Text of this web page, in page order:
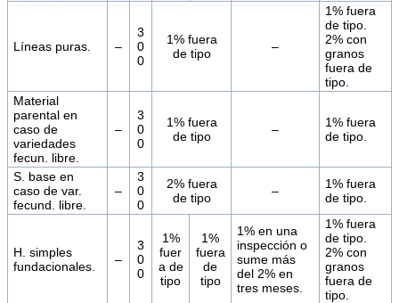
Líneas puras. –
3
0
0
1% fuera
de tipo
–
1% fuera
de tipo.
2% con
granos
fuera de
tipo.
Material
parental en
caso de
variedades
fecun. libre.
–
3
0
0
1% fuera
de tipo
–
1% fuera
de tipo.
S. base en
caso de var.
fecund. libre.
–
3
0
0
2% fuera
de tipo
–
1% fuera
de tipo.
H. simples
fundacionales.
–
3
0
0
1%
fuer
a de
tipo
1%
fuera
de
tipo
1% en una
inspección o
sume más
del 2% en
tres meses.
1% fuera
de tipo.
2% con
granos
fuera de
tipo.